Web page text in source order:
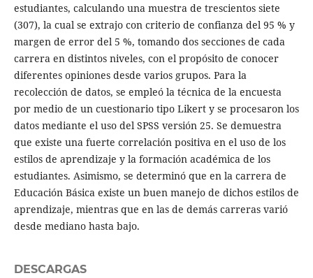
estudiantes, calculando una muestra de trescientos siete
(307), la cual se extrajo con criterio de confianza del 95 % y
margen de error del 5 %, tomando dos secciones de cada
carrera en distintos niveles, con el propósito de conocer
diferentes opiniones desde varios grupos. Para la
recolección de datos, se empleó la técnica de la encuesta
por medio de un cuestionario tipo Likert y se procesaron los
datos mediante el uso del SPSS versión 25. Se demuestra
que existe una fuerte correlación positiva en el uso de los
estilos de aprendizaje y la formación académica de los
estudiantes. Asimismo, se determinó que en la carrera de
Educación Básica existe un buen manejo de dichos estilos de
aprendizaje, mientras que en las de demás carreras varió
desde mediano hasta bajo.
DESCARGAS